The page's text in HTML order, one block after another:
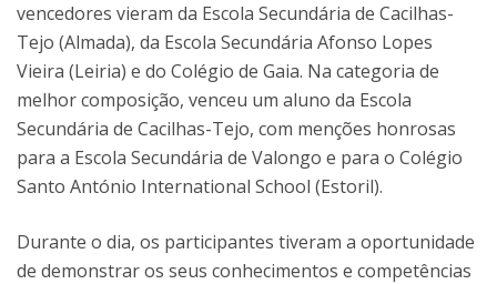
vencedores vieram da Escola Secundária de Cacilhas-
Tejo (Almada), da Escola Secundária Afonso Lopes
Vieira (Leiria) e do Colégio de Gaia. Na categoria de
melhor composição, venceu um aluno da Escola
Secundária de Cacilhas-Tejo, com menções honrosas
para a Escola Secundária de Valongo e para o Colégio
Santo António International School (Estoril).
Durante o dia, os participantes tiveram a oportunidade
de demonstrar os seus conhecimentos e competências